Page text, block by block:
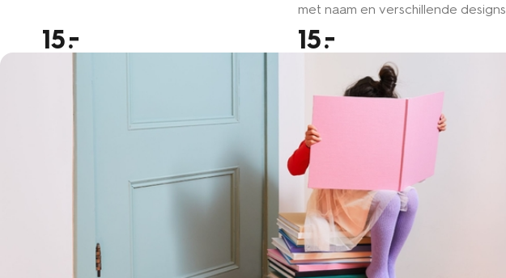
15
met naam en verschillende designs
15